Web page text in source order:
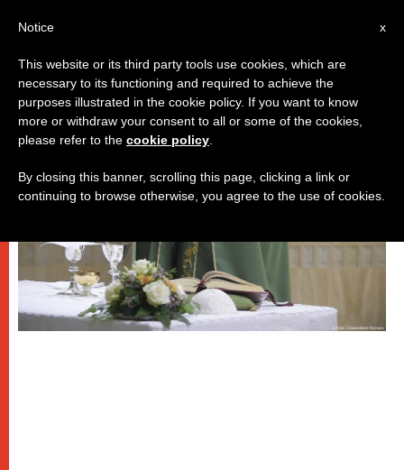
PAPI
x
Notice
This website or its third party tools use cookies, which are
necessary to its functioning and required to achieve the
purposes illustrated in the cookie policy. If you want to know
more or withdraw your consent to all or some of the cookies,
please refer to the cookie policy
By closing this banner, scrolling this page, clicking a link or
continuing to browse otherwise, you agree to the use of cookies.